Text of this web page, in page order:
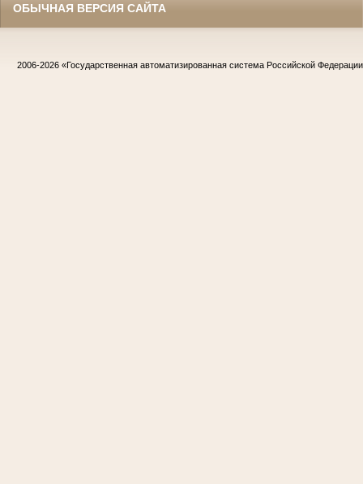
ОБЫЧНАЯ ВЕРСИЯ САЙТА
2006-2026 «Государственная автоматизированная система Российской